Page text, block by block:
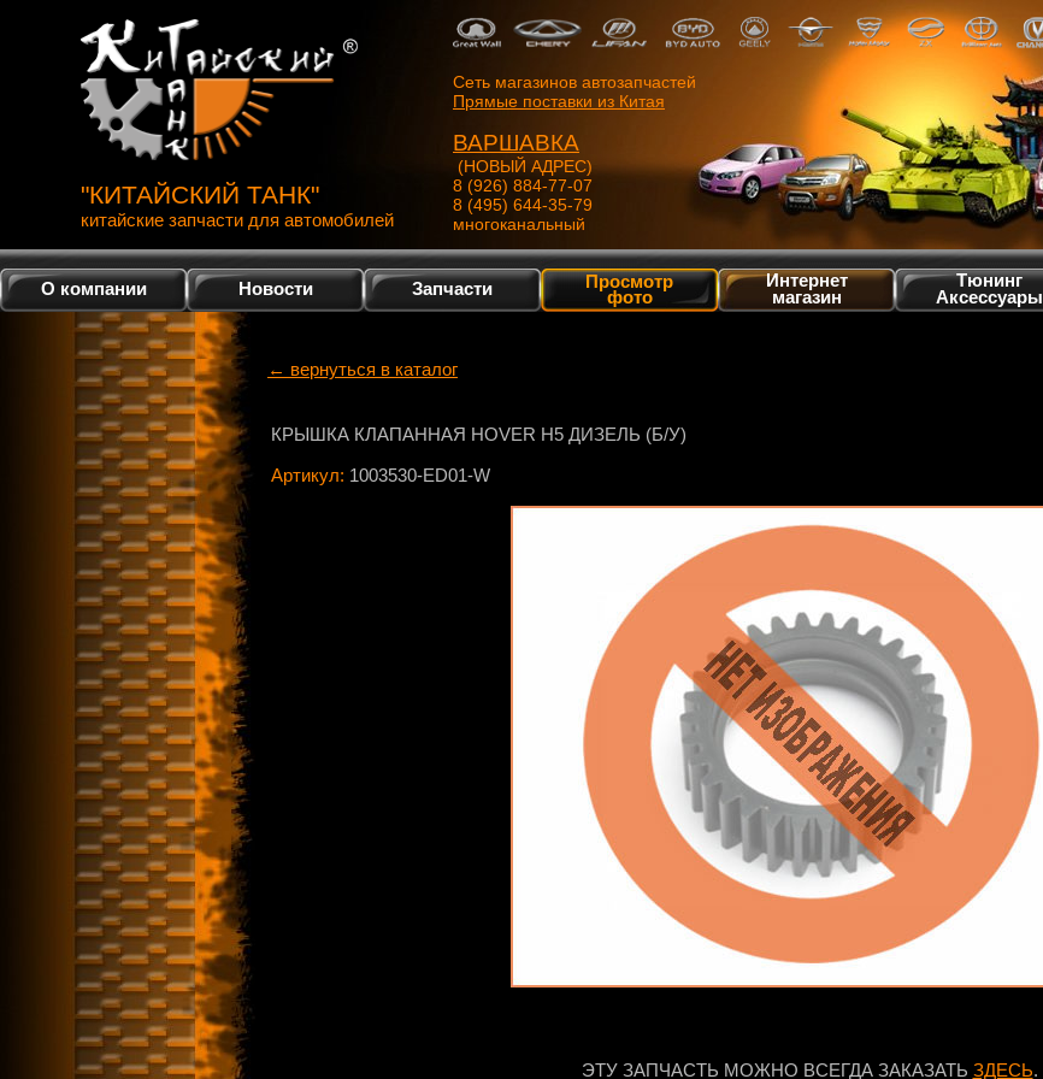
"КИТАЙСКИЙ ТАНК"
китайские запчасти для автомобилей
Сеть магазинов автозапчастей
Прямые поставки из Китая
ВАРШАВКА
(НОВЫЙ АДРЕС)
8 (926) 884-77-07
8 (495) 644-35-79
многоканальный
О компании Новости Запчасти Просмотр
фото
Интернет
магазин
Тюнинг
Аксессуары
← вернуться в каталог
КРЫШКА КЛАПАННАЯ HOVER H5 ДИЗЕЛЬ (Б/У)
Артикул: 1003530-ED01-W
ЭТУ ЗАПЧАСТЬ МОЖНО ВСЕГДА ЗАКАЗАТЬ ЗДЕСЬ.